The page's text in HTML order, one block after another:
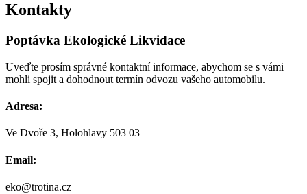
Kontakty
Poptávka Ekologické Likvidace
Uveďte prosím správné kontaktní informace, abychom se s vámi
mohli spojit a dohodnout termín odvozu vašeho automobilu.
Adresa:
Ve Dvoře 3, Holohlavy 503 03
Email:
eko@trotina.cz